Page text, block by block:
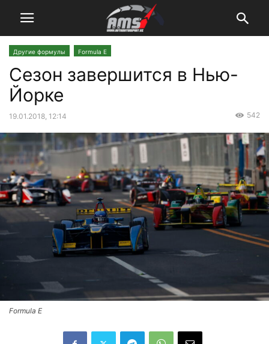
Другие формулы Formula E
Сезон завершится в Нью-
Йорке
19.01.2018, 12:14 542
Formula E